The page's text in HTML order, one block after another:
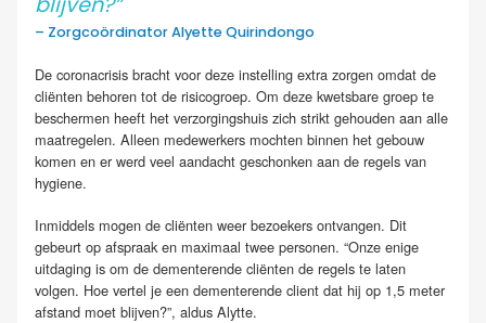
– Zorgcoördinator Alyette Quirindongo
De coronacrisis bracht voor deze instelling extra zorgen omdat de
cliënten behoren tot de risicogroep. Om deze kwetsbare groep te
beschermen heeft het verzorgingshuis zich strikt gehouden aan alle
maatregelen. Alleen medewerkers mochten binnen het gebouw
komen en er werd veel aandacht geschonken aan de regels van
hygiene.
Inmiddels mogen de cliënten weer bezoekers ontvangen. Dit
gebeurt op afspraak en maximaal twee personen. “Onze enige
uitdaging is om de dementerende cliënten de regels te laten
volgen. Hoe vertel je een dementerende client dat hij op 1,5 meter
afstand moet blijven?”, aldus Alytte.